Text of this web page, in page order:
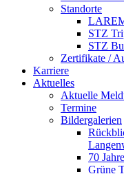
Standorte
STZ
STZ
Zertifikate /
Karriere
Aktuelles
Aktuelle
Termine
Bildergalerien
70
Grüne